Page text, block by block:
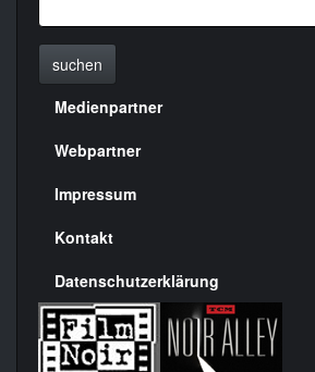
suchen
Menülinks
rechte
Seite
Medienpartner
Webpartner
Impressum
Kontakt
Datenschutzerklärung